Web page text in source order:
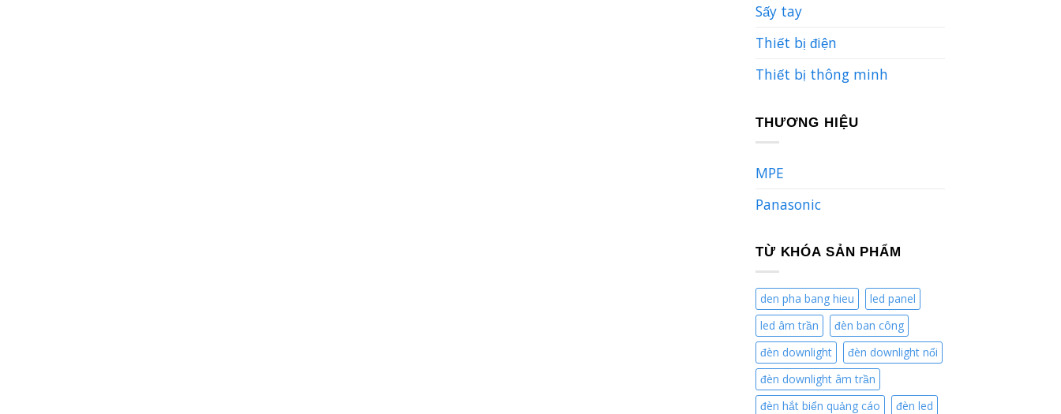
Sấy tay
Thiết bị điện
Thiết bị thông minh
THƯƠNG HIỆU
MPE
Panasonic
TỪ KHÓA SẢN PHẨM
den pha bang hieu
led panel
led âm trần
đèn ban công
đèn downlight
đèn downlight nổi
đèn downlight âm trần
đèn hắt biển quảng cáo
đèn led